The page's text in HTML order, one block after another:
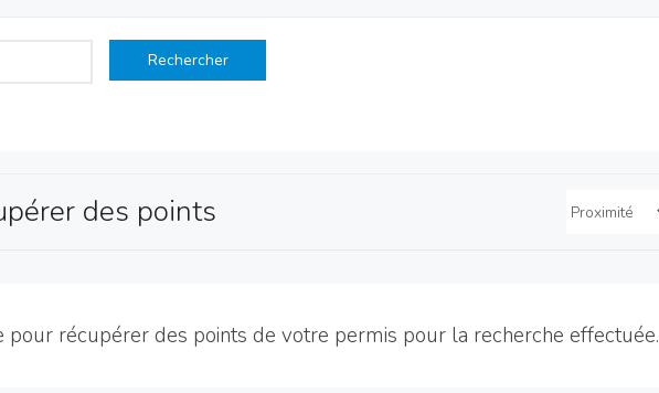
Rechercher
des points
pour récupérer des points de votre permis pour la recherche effectuée.